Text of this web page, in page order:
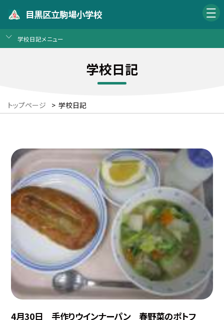
目黒区立駒場小学校
学校日記メニュー
学校日記
トップページ > 学校日記
4月30日 手作りウインナーパン 春野菜のポトフ